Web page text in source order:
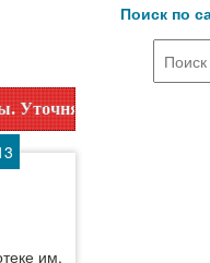
по номеру телефона
им.
Поиск по